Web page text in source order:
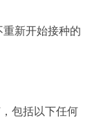
新开始接种的
包括以下任何